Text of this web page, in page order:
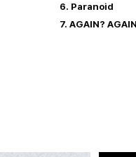
6. Paranoid
7. AGAIN?